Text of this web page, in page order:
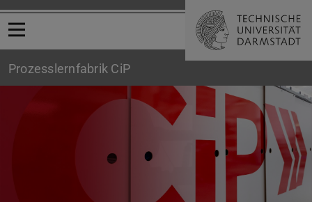
Menü öffnen
Prozesslernfabrik CiP